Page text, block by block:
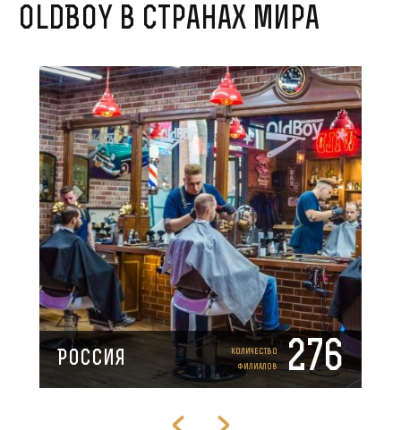
OldBoy в странах мира
Россия
Количество
филиалов
276